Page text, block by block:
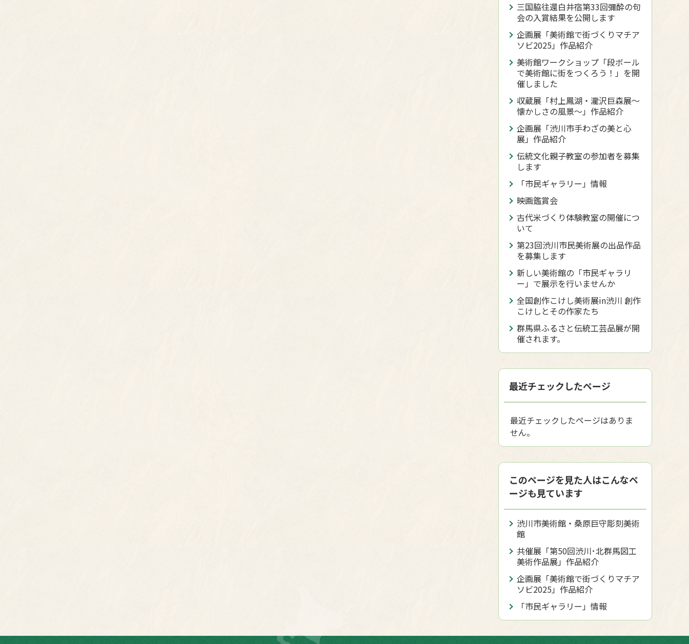
三国脇往還白井宿第33回彌酔の句
会の入賞結果を公開します
企画展「美術館で街づくりマチア
ソビ2025」作品紹介
美術館ワークショップ「段ボール
で美術館に街をつくろう！」を開
催しました
収蔵展「村上鳳湖・瀧沢巨森展～
懐かしさの風景～」作品紹介
企画展「渋川市手わざの美と心
展」作品紹介
伝統文化親子教室の参加者を募集
します
「市民ギャラリー」情報
映画鑑賞会
古代米づくり体験教室の開催につ
いて
第23回渋川市民美術展の出品作品
を募集します
新しい美術館の「市民ギャラリ
ー」で展示を行いませんか
全国創作こけし美術展in渋川 創作
こけしとその作家たち
群馬県ふるさと伝統工芸品展が開
催されます。
最近チェックしたページ
最近チェックしたページはありま
せん。
このページを見た人はこんなペ
ージも見ています
渋川市美術館・桑原巨守彫刻美術
館
共催展「第50回渋川･北群馬図工
美術作品展」作品紹介
企画展「美術館で街づくりマチア
ソビ2025」作品紹介
「市民ギャラリー」情報